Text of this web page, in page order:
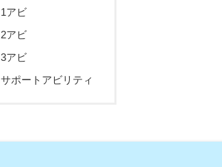
1アビ
2アビ
3アビ
サポートアビリティ